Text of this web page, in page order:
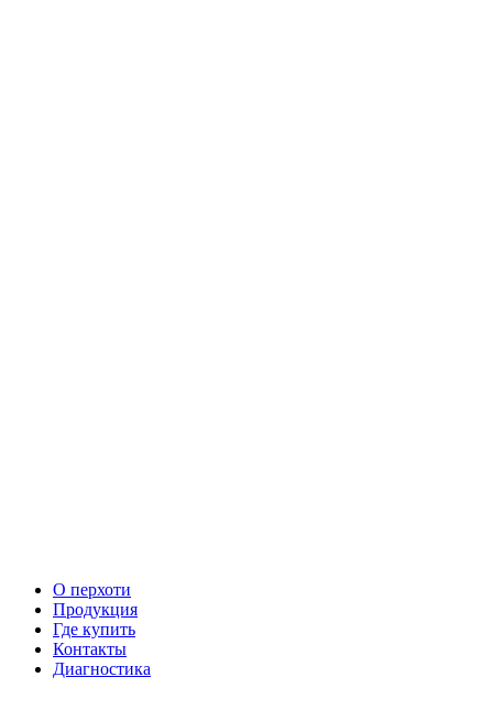
О перхоти
Продукция
Где купить
Контакты
Диагностика